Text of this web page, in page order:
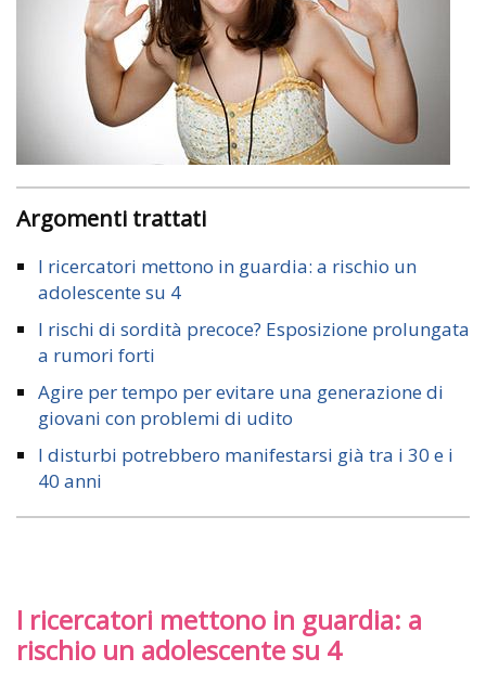
Argomenti trattati
I ricercatori mettono in guardia: a rischio un
adolescente su 4
I rischi di sordità precoce? Esposizione prolungata
a rumori forti
Agire per tempo per evitare una generazione di
giovani con problemi di udito
I disturbi potrebbero manifestarsi già tra i 30 e i
40 anni
I ricercatori mettono in guardia: a
rischio un adolescente su 4